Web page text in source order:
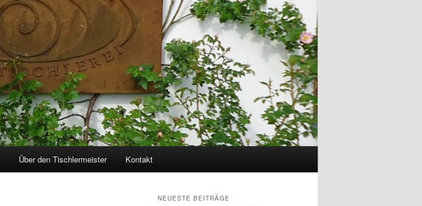
Über den Tischlermeister Kontakt
NEUESTE BEITRÄGE